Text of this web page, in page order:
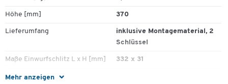
Mehr anzeigen
Höhe [mm] 370
Lieferumfang
inklusive Montagematerial, 2
Schlüssel
Maße Einwurfschlitz L x H [mm] 332 x 31
Material